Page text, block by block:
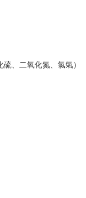
、二氧化氮、氯氣）